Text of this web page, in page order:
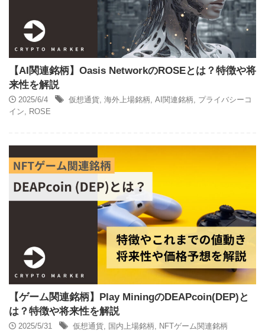
【AI関連銘柄】Oasis NetworkのROSEとは？特徴や将
来性を解説
2025/6/4 仮想通貨 海外上場銘柄 AI関連銘柄
プライバシーコ
イン
ROSE
【ゲーム関連銘柄】Play MiningのDEAPcoin(DEP)と
は？特徴や将来性を解説
2025/5/31 仮想通貨 国内上場銘柄 NFTゲーム関連銘柄